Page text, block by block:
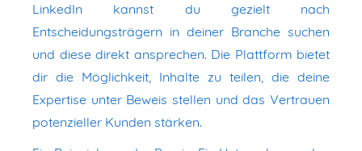
LinkedIn kannst du gezielt nach
Entscheidungsträgern in deiner Branche suchen
und diese direkt ansprechen. Die Plattform bietet
dir die Möglichkeit, Inhalte zu teilen, die deine
Expertise unter Beweis stellen und das Vertrauen
potenzieller Kunden stärken.